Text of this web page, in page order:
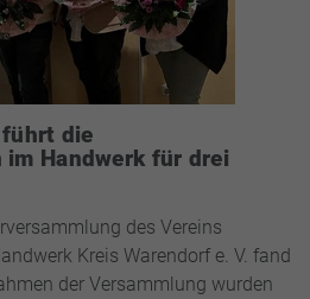
die
Handwerk für drei
des Vereins
Kreis Warendorf e. V. fand
der Versammlung wurden